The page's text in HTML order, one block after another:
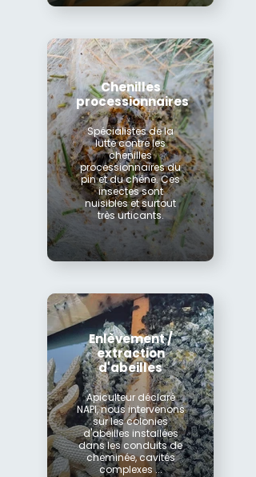
Chenilles
processionnaires
Spécialistes de la
lutte contre les
chenilles
processionnaires du
pin et du chêne. Ces
insectes sont
nuisibles et surtout
très urticants.
Enlèvement /
extraction
d'abeilles
Apiculteur déclaré
NAPI, nous intervenons
sur les colonies
d'abeilles installées
dans les conduits de
cheminée, cavités
complexes ...